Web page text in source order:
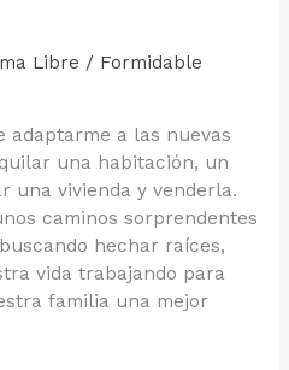
Libre / Formidable
adaptarme a las nuevas
una habitación, un
una vivienda y venderla.
caminos sorprendentes
hechar raíces,
vida trabajando para
familia una mejor